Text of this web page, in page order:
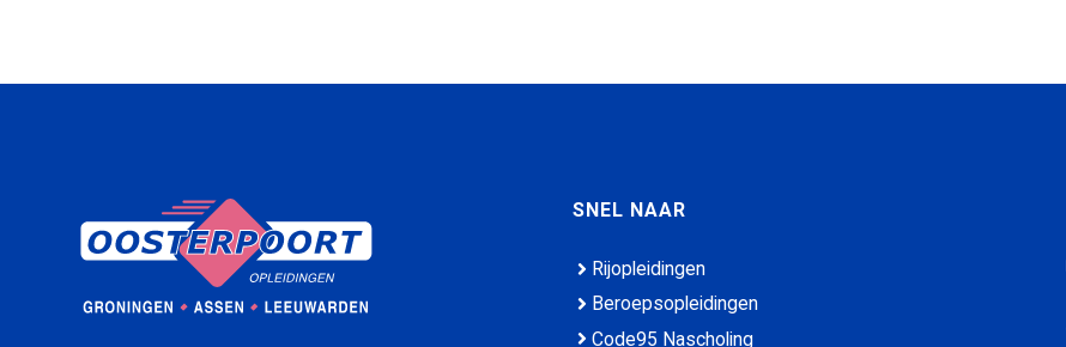
SNEL NAAR
Rijopleidingen
Beroepsopleidingen
Code95 Nascholing